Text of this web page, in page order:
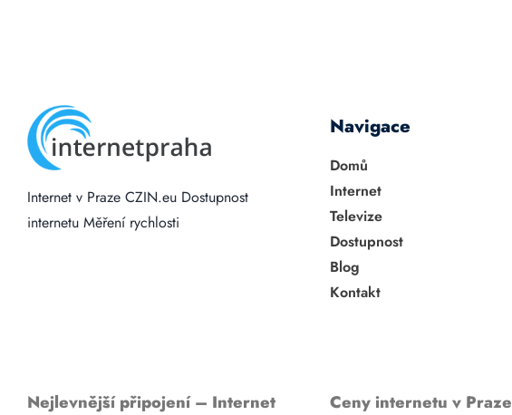
Internet v Praze CZIN.eu Dostupnost
internetu Měření rychlosti
Navigace
Domů
Internet
Televize
Dostupnost
Blog
Kontakt
Nejlevnější připojení – Internet Ceny internetu v Praze